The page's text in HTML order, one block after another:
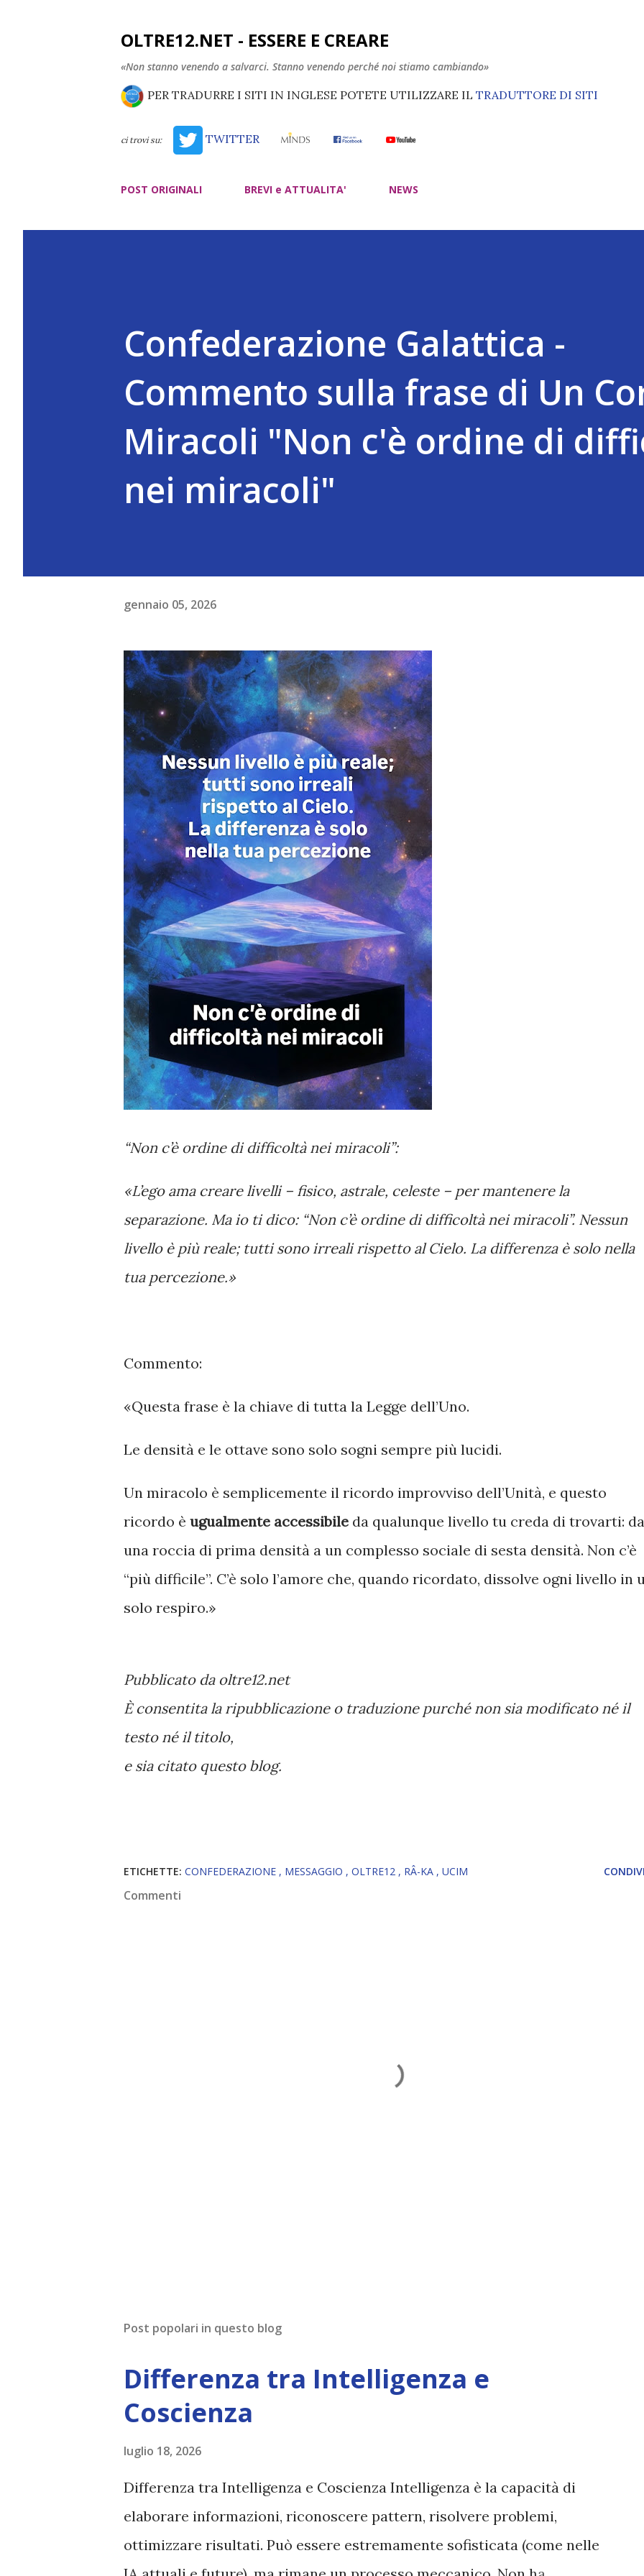
OLTRE12.NET - ESSERE E CREARE
«Non stanno venendo a salvarci. Stanno venendo perché noi stiamo cambiando»
PER TRADURRE I SITI IN INGLESE POTETE UTILIZZARE IL TRADUTTORE DI SITI
ci trovi su: TWITTER
POST ORIGINALI BREVI e ATTUALITA' NEWS
Confederazione Galattica -
Commento sulla frase di Un
Miracoli "Non c'è ordine di
nei miracoli"
gennaio 05, 2026
“Non c’è ordine di difficoltà nei miracoli”:
«L’ego ama creare livelli – fisico, astrale, celeste – per mantenere la
separazione. Ma io ti dico: “Non c’è ordine di difficoltà nei miracoli”. Nessun
livello è più reale; tutti sono irreali rispetto al Cielo. La differenza è solo nella
tua percezione.»
Commento:
«Questa frase è la chiave di tutta la Legge dell’Uno.
Le densità e le ottave sono solo sogni sempre più lucidi.
Un miracolo è semplicemente il ricordo improvviso dell’Unità, e questo
ricordo è ugualmente accessibile da qualunque livello tu creda di trovarti: da
una roccia di prima densità a un complesso sociale di sesta densità. Non c’è
“più difficile”. C’è solo l’amore che, quando ricordato, dissolve ogni livello in
solo respiro.»
Pubblicato da oltre12.net
È consentita la ripubblicazione o traduzione purché non sia modificato né il
testo né il titolo,
e sia citato questo blog.
ETICHETTE: CONFEDERAZIONE MESSAGGIO OLTRE12 RÂ-KA UCIM
Commenti
Post popolari in questo blog
Differenza tra Intelligenza e
Coscienza
luglio 18, 2026
Differenza tra Intelligenza e Coscienza Intelligenza è la capacità di
elaborare informazioni, riconoscere pattern, risolvere problemi,
ottimizzare risultati. Può essere estremamente sofisticata (come nelle